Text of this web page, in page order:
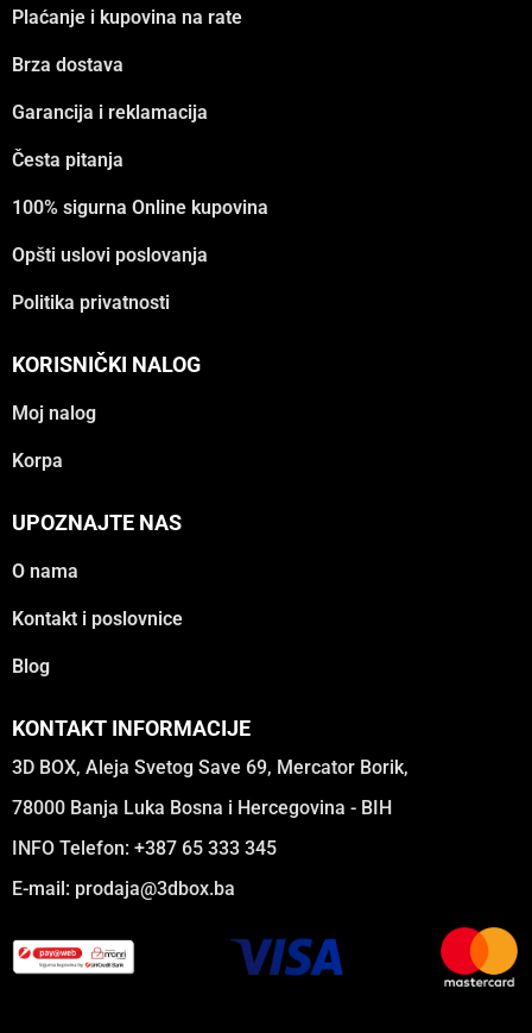
Plaćanje i kupovina na rate
Brza dostava
Garancija i reklamacija
Česta pitanja
100% sigurna Online kupovina
Opšti uslovi poslovanja
Politika privatnosti
KORISNIČKI NALOG
Moj nalog
Korpa
UPOZNAJTE NAS
O nama
Kontakt i poslovnice
Blog
KONTAKT INFORMACIJE
3D BOX, Aleja Svetog Save 69, Mercator Borik,
78000 Banja Luka Bosna i Hercegovina - BIH
INFO Telefon: +387 65 333 345
E-mail: prodaja@3dbox.ba